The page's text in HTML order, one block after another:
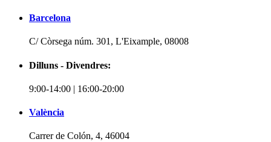
Barcelona
C/ Còrsega núm. 301, L'Eixample, 08008
Dilluns - Divendres:
9:00-14:00 | 16:00-20:00
València
Carrer de Colón, 4, 46004